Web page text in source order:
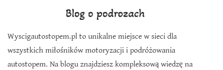
Wyscigautostopem.pl to unikalne miejsce w sieci dla
wszystkich miłośników motoryzacji i podróżowania
autostopem. Na blogu znajdziesz kompleksową wiedzę na